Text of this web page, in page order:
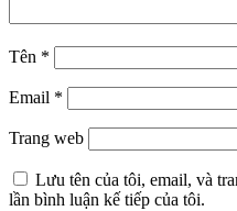
Tên *
Email *
Trang web
Lưu tên của tôi, email, và
lần bình luận kế tiếp của tôi.